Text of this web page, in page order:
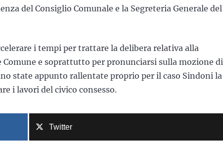
del Consiglio Comunale e la Segreteria Generale del
i tempi per trattare la delibera relativa alla
e soprattutto per pronunciarsi sulla mozione di
state appunto rallentate proprio per il caso Sindoni la
i lavori del civico consesso.
Twitter